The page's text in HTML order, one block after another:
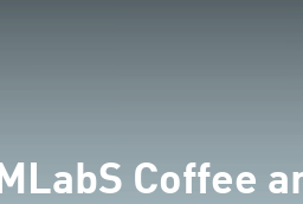
Coffee